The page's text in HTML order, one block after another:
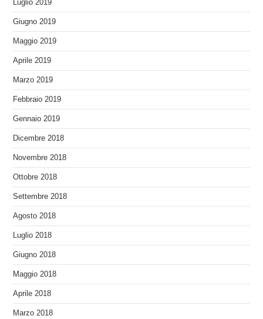
Luglio 2019
Giugno 2019
Maggio 2019
Aprile 2019
Marzo 2019
Febbraio 2019
Gennaio 2019
Dicembre 2018
Novembre 2018
Ottobre 2018
Settembre 2018
Agosto 2018
Luglio 2018
Giugno 2018
Maggio 2018
Aprile 2018
Marzo 2018